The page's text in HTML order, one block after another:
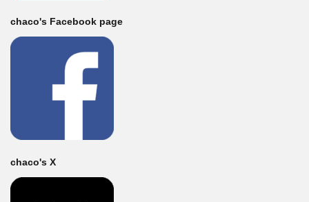
chaco's Facebook page
chaco's X